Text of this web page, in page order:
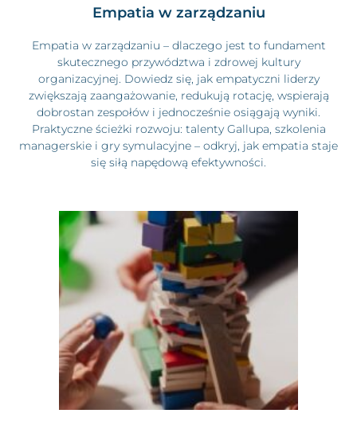
Empatia w zarządzaniu
Empatia w zarządzaniu – dlaczego jest to fundament
skutecznego przywództwa i zdrowej kultury
organizacyjnej. Dowiedz się, jak empatyczni liderzy
zwiększają zaangażowanie, redukują rotację, wspierają
dobrostan zespołów i jednocześnie osiągają wyniki.
Praktyczne ścieżki rozwoju: talenty Gallupa, szkolenia
managerskie i gry symulacyjne – odkryj, jak empatia staje
się siłą napędową efektywności.